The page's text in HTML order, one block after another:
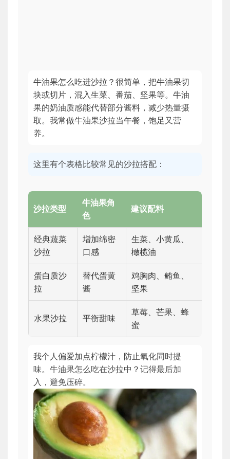
牛油果怎么吃进沙拉？很简单，把牛油果切
块或切片，混入生菜、番茄、坚果等。牛油
果的奶油质感能代替部分酱料，减少热量摄
取。我常做牛油果沙拉当午餐，饱足又营
养。
这里有个表格比较常见的沙拉搭配：
沙拉类型
牛油果角
色
建议配料
经典蔬菜
沙拉
增加绵密
口感
生菜、小黄瓜、
橄榄油
蛋白质沙
拉
替代蛋黄
酱
鸡胸肉、鲔鱼、
坚果
水果沙拉 平衡甜味
草莓、芒果、蜂
蜜
我个人偏爱加点柠檬汁，防止氧化同时提
味。牛油果怎么吃在沙拉中？记得最后加
入，避免压碎。